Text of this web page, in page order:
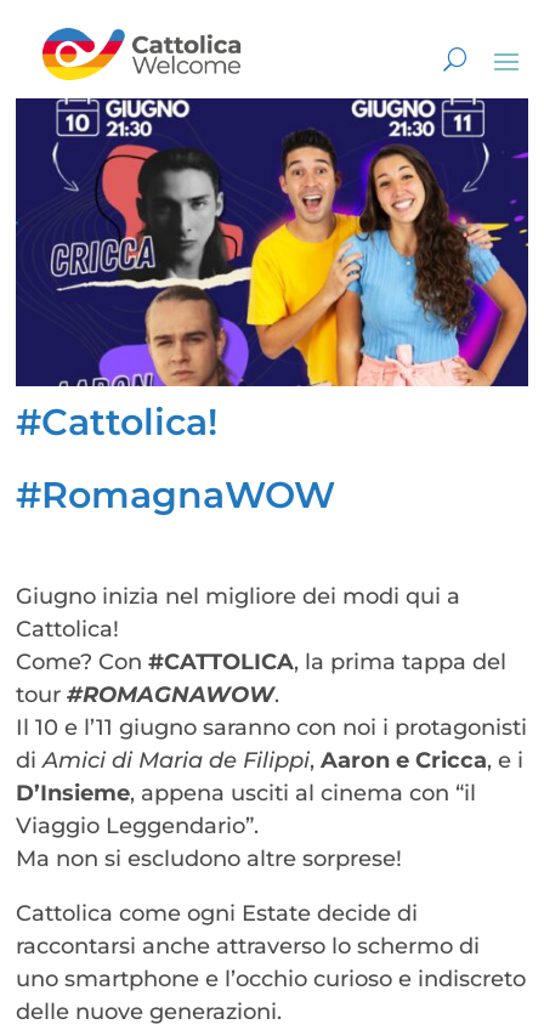
#Cattolica!
#RomagnaWOW
Giugno inizia nel migliore dei modi qui a
Cattolica!
Come? Con#CATTOLICA, la prima tappa del
tour#ROMAGNAWOW.
Il 10 e l’11 giugno saranno con noi i protagonisti
diAmici di Maria de Filippi,Aaron e Cricca, e i
D’Insieme, appena usciti al cinema con “il
Viaggio Leggendario”.
Ma non si escludono altre sorprese!
Cattolica come ogni Estate decide di
raccontarsi anche attraverso lo schermo di
uno smartphone e l’occhio curioso e indiscreto
delle nuove generazioni.